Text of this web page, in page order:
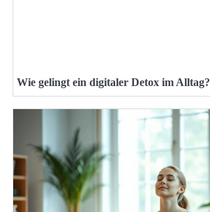
Wie gelingt ein digitaler Detox im Alltag?